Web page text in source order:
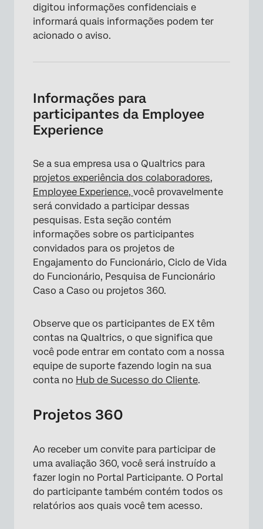
digitou informações confidenciais e
informará quais informações podem ter
acionado o aviso.
Informações para
participantes da Employee
Experience
Se a sua empresa usa o Qualtrics para
projetos experiência dos colaboradores,
Employee Experience, você provavelmente
será convidado a participar dessas
pesquisas. Esta seção contém
informações sobre os participantes
convidados para os projetos de
Engajamento do Funcionário, Ciclo de Vida
do Funcionário, Pesquisa de Funcionário
Caso a Caso ou projetos 360.
Observe que os participantes de EX têm
contas na Qualtrics, o que significa que
você pode entrar em contato com a nossa
equipe de suporte fazendo login na sua
conta no Hub de Sucesso do Cliente.
Projetos 360
Ao receber um convite para participar de
uma avaliação 360, você será instruído a
fazer login no Portal Participante. O Portal
do participante também contém todos os
relatórios aos quais você tem acesso.